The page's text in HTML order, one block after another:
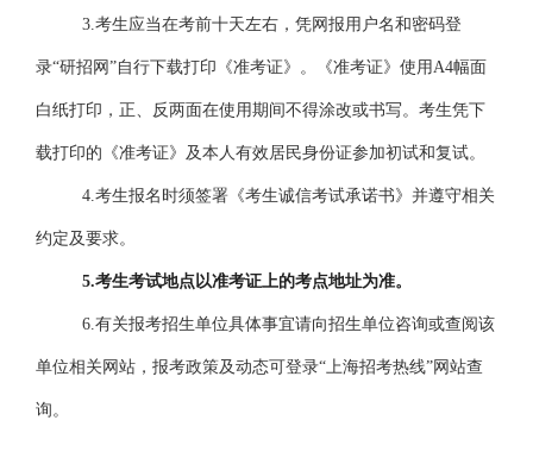
3.考生应当在考前十天左右，凭网报用户名和密码登
录“研招网”自行下载打印《准考证》。《准考证》使用A4幅面
白纸打印，正、反两面在使用期间不得涂改或书写。考生凭下
载打印的《准考证》及本人有效居民身份证参加初试和复试。
4.考生报名时须签署《考生诚信考试承诺书》并遵守相关
约定及要求。
5.考生考试地点以准考证上的考点地址为准。
6.有关报考招生单位具体事宜请向招生单位咨询或查阅该
单位相关网站，报考政策及动态可登录“上海招考热线”网站查
询。